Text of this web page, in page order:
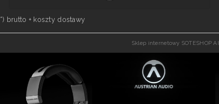
*) brutto + koszty dostawy
Sklep internetowy SOTESHOP AI